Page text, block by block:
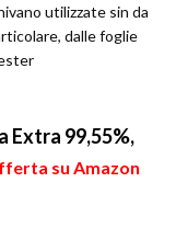
utilizzate sin da
dalle foglie
Extra 99,55%,
su Amazon